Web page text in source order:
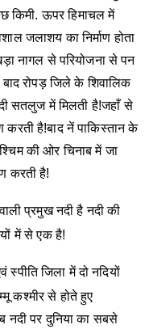
किमी. ऊपर हिमाचल में
जलाशय का निर्माण होता
नागल से परियोजना से पन
रोपड़ जिले के शिवालिक
सतलुज में मिलती है!जहाँ से
करती है!बाद नें पाकिस्तान के
की ओर चिनाब में जा
करती है!
प्रमुख नदी है नदी की
में से एक है!
जिला में दो नदियों
कश्मीर से होते हुए
नदी पर दुनिया का सबसे